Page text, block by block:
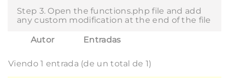
Step 3. Open the functions.php file and add
any custom modification at the end of the file
Autor Entradas
Viendo 1 entrada (de un total de 1)